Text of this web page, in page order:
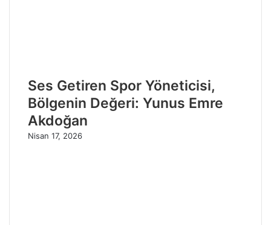
Ses Getiren Spor Yöneticisi,
Bölgenin Değeri: Yunus Emre
Akdoğan
Nisan 17, 2026